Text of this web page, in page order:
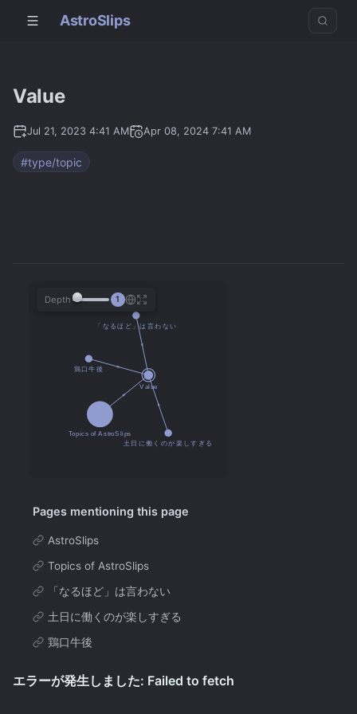
AstroSlips
Value
Jul 21, 2023 4:41 AM Apr 08, 2024 7:41 AM
#type/topic
Depth 1
Pages mentioning this page
AstroSlips
Topics of AstroSlips
「なるほど」は言わない
土日に働くのが楽しすぎる
鶏口牛後